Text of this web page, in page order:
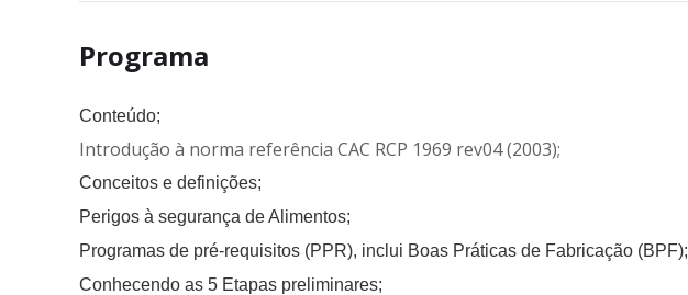
Programa
Conteúdo;
Introdução à norma referência CAC RCP 1969 rev04 (2003);
Conceitos e definições;
Perigos à segurança de Alimentos;
Programas de pré-requisitos (PPR), inclui Boas Práticas de Fabricação (BPF);
Conhecendo as 5 Etapas preliminares;